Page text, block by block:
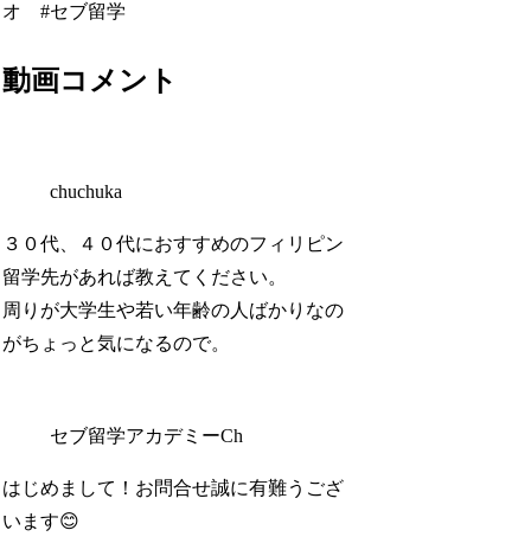
オ #セブ留学
動画コメント
chuchuka
３０代、４０代におすすめのフィリピン
留学先があれば教えてください。
周りが大学生や若い年齢の人ばかりなの
がちょっと気になるので。
セブ留学アカデミーCh
はじめまして！お問合せ誠に有難うござ
います😊